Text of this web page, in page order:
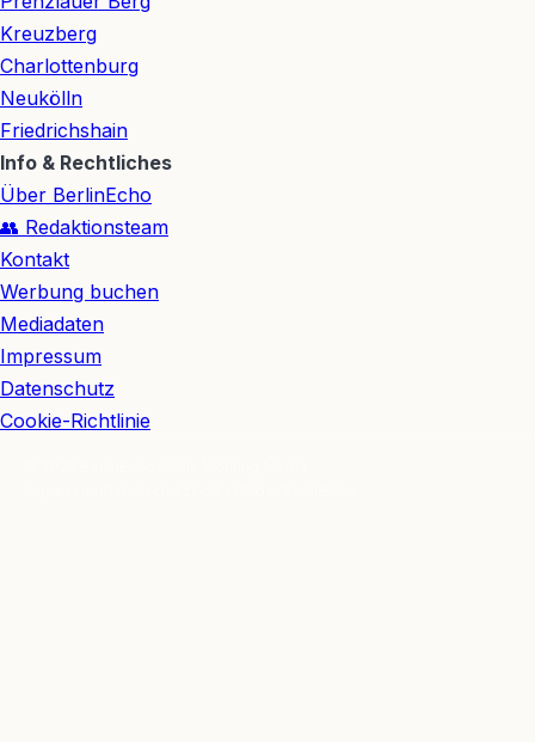
Kreuzberg
Charlottenburg
Neukölln
Friedrichshain
Info & Rechtliches
Über BerlinEcho
👥 Redaktionsteam
Kontakt
Werbung buchen
Mediadaten
Impressum
Datenschutz
Cookie-Richtlinie